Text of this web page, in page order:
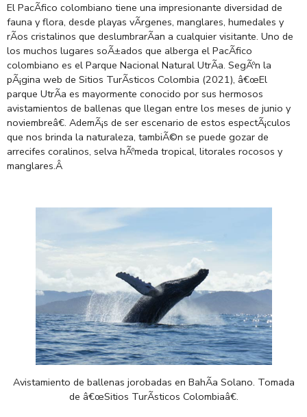
El PacÃ­fico colombiano tiene una impresionante diversidad de
fauna y flora, desde playas vÃ­rgenes, manglares, humedales y
rÃ­os cristalinos que deslumbrarÃ­an a cualquier visitante. Uno de
los muchos lugares soÃ±ados que alberga el PacÃ­fico
colombiano es el Parque Nacional Natural UtrÃ­a. SegÃºn la
pÃ¡gina web de Sitios TurÃ­sticos Colombia (2021), â€œEl
parque UtrÃ­a es mayormente conocido por sus hermosos
avistamientos de ballenas que llegan entre los meses de junio y
noviembreâ€. AdemÃ¡s de ser escenario de estos espectÃ¡culos
que nos brinda la naturaleza, tambiÃ©n se puede gozar de
arrecifes coralinos, selva hÃºmeda tropical, litorales rocosos y
manglares.Â
Avistamiento de ballenas jorobadas en BahÃ­a Solano. Tomada
de â€œSitios TurÃ­sticos Colombiaâ€.